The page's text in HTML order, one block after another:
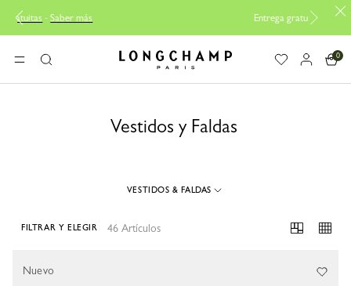
Entrega gratuita desde 100€
MENÚBuscar Longchamp - Home
0
Vestidos y Faldas
VESTIDOS & FALDAS
46 Artículos
FILTRAR Y ELEGIR
Nuevo